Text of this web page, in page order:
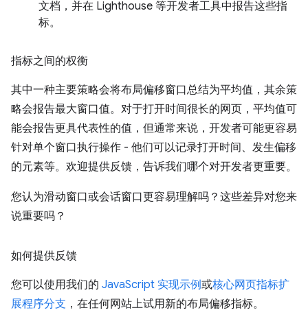
文档，并在 Lighthouse 等开发者工具中报告这些指
标。
指标之间的权衡
其中一种主要策略会将布局偏移窗口总结为平均值，其余策
略会报告最大窗口值。对于打开时间很长的网页，平均值可
能会报告更具代表性的值，但通常来说，开发者可能更容易
针对单个窗口执行操作 - 他们可以记录打开时间、发生偏移
的元素等。欢迎提供反馈，告诉我们哪个对开发者更重要。
您认为滑动窗口或会话窗口更容易理解吗？这些差异对您来
说重要吗？
如何提供反馈
您可以使用我们的 JavaScript 实现示例或核心网页指标扩
展程序分支 ，在任何网站上试用新的布局偏移指标。